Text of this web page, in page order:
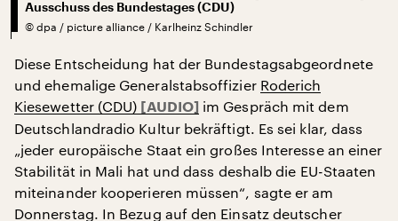
Ausschuss des Bundestages (CDU)
© dpa / picture alliance / Karlheinz Schindler
Diese Entscheidung hat der Bundestagsabgeordnete
und ehemalige Generalstabsoffizier Roderich
Kiesewetter (CDU)
im Gespräch mit dem
Deutschlandradio Kultur bekräftigt. Es sei klar, dass
„jeder europäische Staat ein großes Interesse an einer
Stabilität in Mali hat und dass deshalb die EU-Staaten
miteinander kooperieren müssen“, sagte er am
Donnerstag. In Bezug auf den Einsatz deutscher